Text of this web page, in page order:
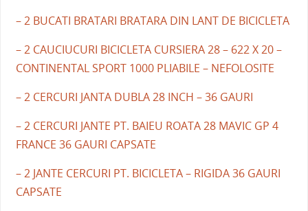
– 2 BUCATI BRATARI BRATARA DIN LANT DE BICICLETA
– 2 CAUCIUCURI BICICLETA CURSIERA 28 – 622 X 20 –
CONTINENTAL SPORT 1000 PLIABILE – NEFOLOSITE
– 2 CERCURI JANTA DUBLA 28 INCH – 36 GAURI
– 2 CERCURI JANTE PT. BAIEU ROATA 28 MAVIC GP 4
FRANCE 36 GAURI CAPSATE
– 2 JANTE CERCURI PT. BICICLETA – RIGIDA 36 GAURI
CAPSATE